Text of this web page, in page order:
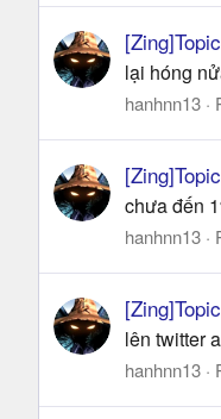
lại hóng
hanhnn13
chưa đến
hanhnn13
lên twitter
hanhnn13